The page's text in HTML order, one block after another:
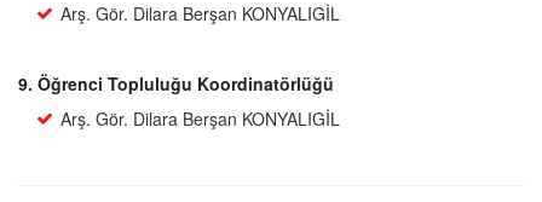
Arş. Gör. Dilara Berşan KONYALIGİL
9. Öğrenci Topluluğu Koordinatörlüğü
Arş. Gör. Dilara Berşan KONYALIGİL